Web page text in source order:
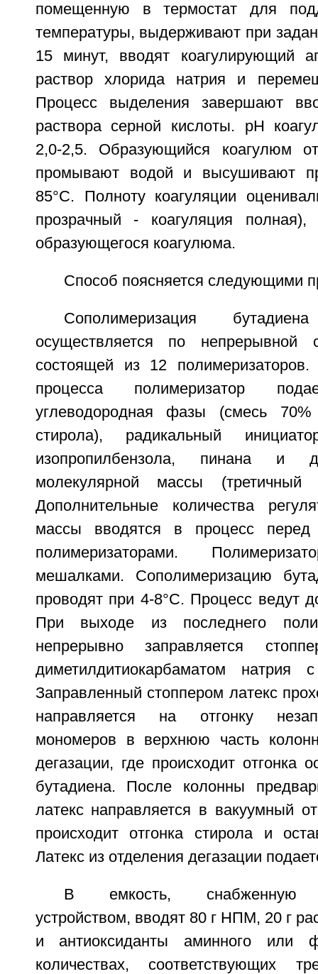
помещенную в термостат для
температуры, выдерживают при
15 минут, вводят коагулирующий
раствор хлорида натрия и
Процесс выделения завершают
раствора серной кислоты. рН
2,0-2,5. Образующийся коагулюм
промывают водой и высушивают
85°С. Полноту коагуляции
прозрачный - коагуляция
образующегося коагулюма.
Способ поясняется следующими
Сополимеризация
осуществляется по непрерывной
состоящей из 12
процесса полимеризатор
углеводородная фазы (смесь
стирола), радикальный
изопропилбензола, пинана и
молекулярной массы (третичный
Дополнительные количества
массы вводятся в процесс
полимеризаторами.
мешалками. Сополимеризацию
проводят при 4-8°С. Процесс ведут
При выходе из последнего
непрерывно заправляется
диметилдитиокарбаматом натрия
Заправленный стоппером латекс
направляется на отгонку
мономеров в верхнюю часть
дегазации, где происходит отгонка
бутадиена. После колонны
латекс направляется в вакуумный
происходит отгонка стирола и
Латекс из отделения дегазации
В емкость, снабженную
устройством, вводят 80 г НПМ, 20 г
и антиоксиданты аминного или
количествах, соответствующих